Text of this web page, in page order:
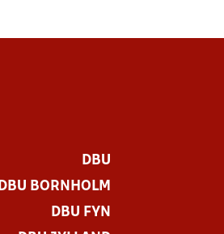
DBU
DBU BORNHOLM
DBU FYN